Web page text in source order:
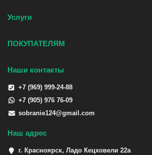
Услуги
ПОКУПАТЕЛЯМ
Наши контакты
+7 (969) 999-24-88
+7 (905) 976 76-09
sobranie124@gmail.com
Наш адрес
г. Красноярск, Ладо Кецховели 22а